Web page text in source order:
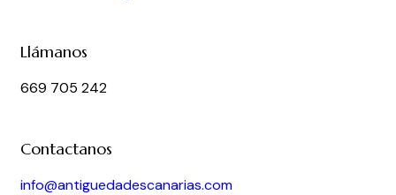
Llámanos
669 705 242
Contactanos
info@antiguedadescanarias.com